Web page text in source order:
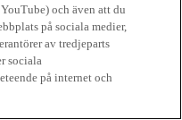
och även att du
på sociala medier,
av tredjeparts
sociala
på internet och